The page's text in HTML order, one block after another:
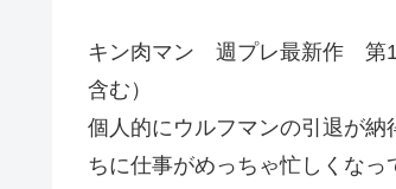
キン肉マン 週プレ最新作 第
含む）
個人的にウルフマンの引退が納
ちに仕事がめっちゃ忙しくな